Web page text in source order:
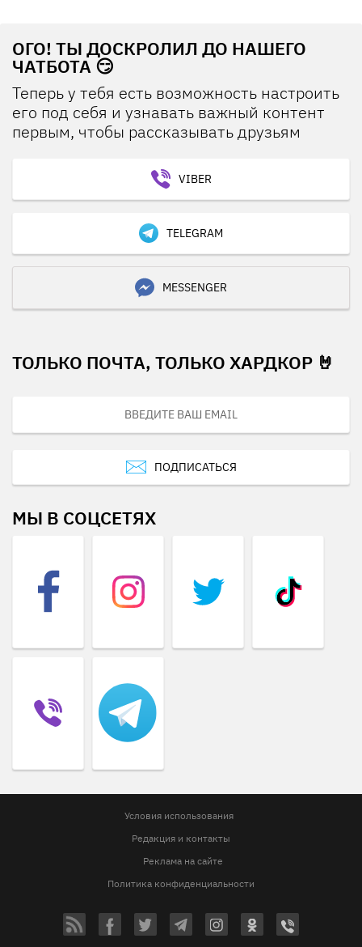
ОГО! ТЫ ДОСКРОЛИЛ ДО НАШЕГО
ЧАТБОТА 😏
Теперь у тебя есть возможность настроить
его под себя и узнавать важный контент
первым, чтобы рассказывать друзьям
VIBER
TELEGRAM
MESSENGER
ТОЛЬКО ПОЧТА, ТОЛЬКО ХАРДКОР 🤘
ПОДПИСАТЬСЯ
МЫ В СОЦСЕТЯХ
Условия использования
Редакция и контакты
Реклама на сайте
Политика конфиденциальности